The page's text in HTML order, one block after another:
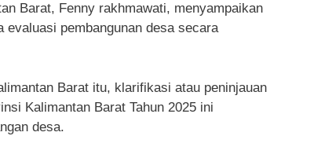
Barat, Fenny rakhmawati, menyampaikan
evaluasi pembangunan desa secara
Barat itu, klarifikasi atau peninjauan
Kalimantan Barat Tahun 2025 ini
desa.